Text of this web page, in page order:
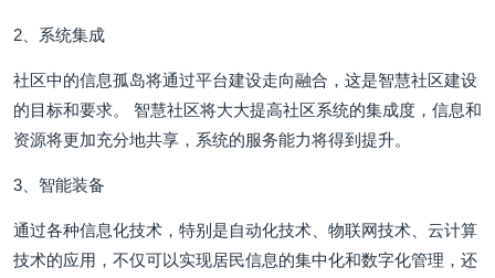
2、系统集成
社区中的信息孤岛将通过平台建设走向融合，这是智慧社区建设
的目标和要求。 智慧社区将大大提高社区系统的集成度，信息和
资源将更加充分地共享，系统的服务能力将得到提升。
3、智能装备
通过各种信息化技术，特别是自动化技术、物联网技术、云计算
技术的应用，不仅可以实现居民信息的集中化和数字化管理，还